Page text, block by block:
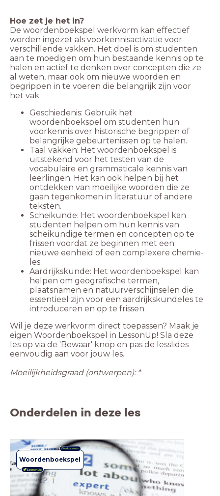
De woordenboekspel werkvorm kan effectief
worden ingezet als voorkennisactivatie voor
verschillende vakken. Het doel is om studenten
aan te moedigen om hun bestaande kennis op te
halen en actief te denken over concepten die ze
al weten, maar ook om nieuwe woorden en
begrippen in te voeren die belangrijk zijn voor
het vak.
Geschiedenis: Gebruik het
woordenboekspel om studenten hun
voorkennis over historische begrippen of
belangrijke gebeurtenissen op te halen.
Taal vakken: Het woordenboekspel is
uitstekend voor het testen van de
vocabulaire en grammaticale kennis van
leerlingen. Het kan ook helpen bij het
ontdekken van moeilijke woorden die ze
gaan tegenkomen in literatuur of andere
teksten.
Scheikunde: Het woordenboekspel kan
studenten helpen om hun kennis van
scheikundige termen en concepten op te
frissen voordat ze beginnen met een
nieuwe eenheid of een complexere chemie-
les.
Aardrijkskunde: Het woordenboekspel kan
helpen om geografische termen,
plaatsnamen en natuurverschijnselen die
essentieel zijn voor een aardrijkskundeles te
introduceren en op te frissen.
Wil je deze werkvorm direct toepassen? Maak je
eigen Woordenboekspel in LessonUp! Sla deze
les op via de 'Bewaar' knop en pas de lesslides
eenvoudig aan voor jouw les.
Moeilijkheidsgraad (ontwerpen): *
Onderdelen in deze les
Woordenboekspel
Werkvormen